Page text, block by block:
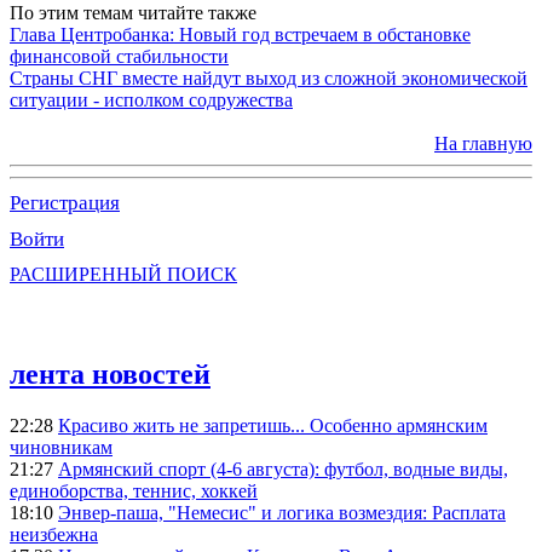
По этим темам читайте также
Глава Центробанка: Новый год встречаем в обстановке
финансовой стабильности
Страны СНГ вместе найдут выход из сложной экономической
ситуации - исполком содружества
На главную
Регистрация
Войти
РАСШИРЕННЫЙ ПОИСК
лента новостей
22:28 Красиво жить не запретишь... Особенно армянским
чиновникам
21:27 Армянский спорт (4-6 августа): футбол, водные виды,
единоборства, теннис, хоккей
18:10 Энвер-паша, "Немесис" и логика возмездия: Расплата
неизбежна